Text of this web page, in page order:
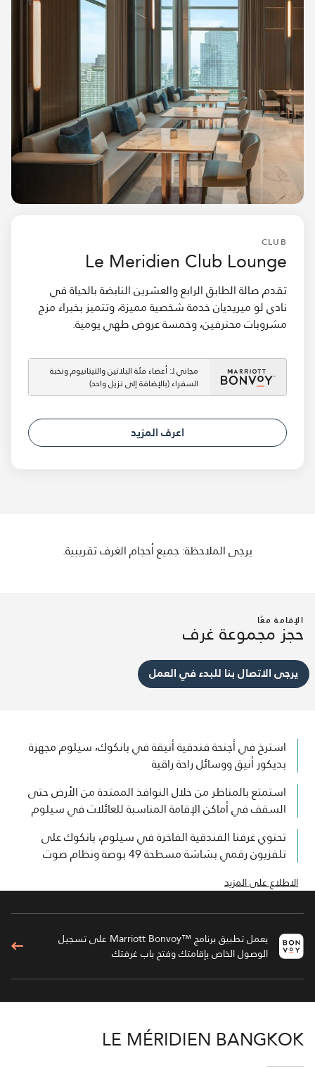
CLUB
Le Meridien Club Lounge
تقدم صالة الطابق الرابع والعشرين النابضة بالحياة في
نادي لو ميريديان خدمة شخصية مميزة، وتتميز بخبراء مزج
مشروبات محترفين، وخمسة عروض طهي يومية.
مجاني لـ: أعضاء فئة البلاتين والتيتانيوم ونخبة
السفراء (بالإضافة إلى نزيل واحد)
اعرف المزيد
يرجى الملاحظة: جميع أحجام الغرف تقريبية.
الإقامة معًا
حجز مجموعة غرف
يرجى الاتصال بنا للبدء في العمل
استرخ في أجنحة فندقية أنيقة في بانكوك،​ سيلوم مجهزة
بديكور أنيق ووسائل راحة راقية
استمتع بالمناظر من خلال النوافذ الممتدة من الأرض حتى
السقف في أماكن الإقامة المناسبة للعائلات في سيلوم
تحتوي غرفنا الفندقية الفاخرة في سيلوم، بانكوك​ على
تلفزيون رقمي بشاشة مسطحة 49 بوصة ونظام صوت
الاطلاع على المزيد
يعمل تطبيق برنامج ™Marriott Bonvoy على تسجيل
الوصول الخاص بإقامتك وفتح باب غرفتك
LE MÉRIDIEN BANGKOK